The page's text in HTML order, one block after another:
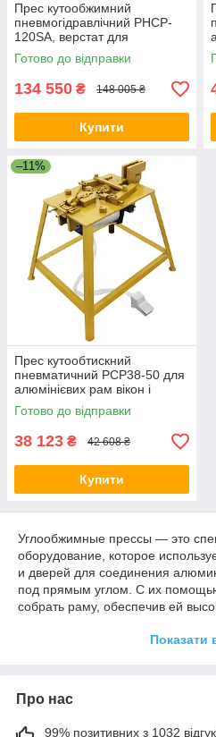
Прес кутообжимний
пневмогідравлічний PHCP-
120SA, верстат для
скріплення кутів алюмінієвих
рам вікон та дверей
Готово до відправки
134 550 ₴ 148 005 ₴
Купити
–11%
Прес кутообтискний
пневматичний PCP38-50 для
алюмінієвих рам вікон і
дверей
Готово до відправки
38 123 ₴ 42 608 ₴
Купити
Углообжимные прессы — это
оборудование, которое
и дверей для соединения
под прямым углом. С их
собрать раму, обеспечив ей
Пресс углообжимной имеет
обеспечивая надежную
сварки и сохраняет эстетичный
Показати
Про нас
99% позитивних з 1032